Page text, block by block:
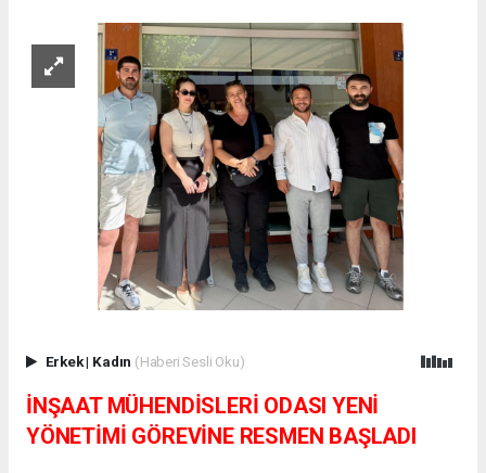
Erkek| Kadın (Haberi Sesli Oku)
İNŞAAT MÜHENDİSLERİ ODASI YENİ
YÖNETİMİ GÖREVİNE RESMEN BAŞLADI